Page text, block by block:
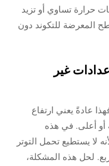
حرارة تساوي أو تزيد
المعرضة للتكوند دون
غير
عادةً يعني ارتفاع
85 درجة مئوية أو أعلى. في هذه
لا يستطيع تحمل التوتر
مربع. لحل هذه المشكلة،